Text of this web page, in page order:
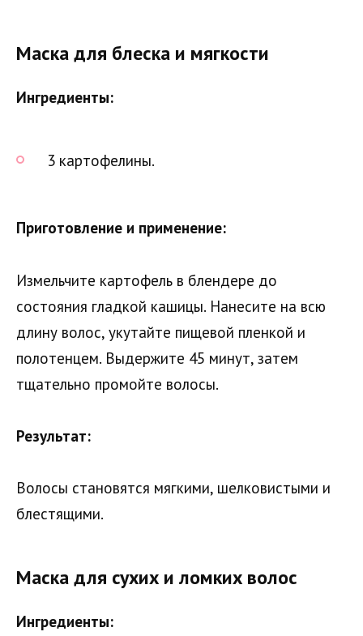
Маска для блеска и мягкости
Ингредиенты:
3 картофелины.
Приготовление и применение:
Измельчите картофель в блендере до
состояния гладкой кашицы. Нанесите на всю
длину волос, укутайте пищевой пленкой и
полотенцем. Выдержите 45 минут, затем
тщательно промойте волосы.
Результат:
Волосы становятся мягкими, шелковистыми и
блестящими.
Маска для сухих и ломких волос
Ингредиенты: